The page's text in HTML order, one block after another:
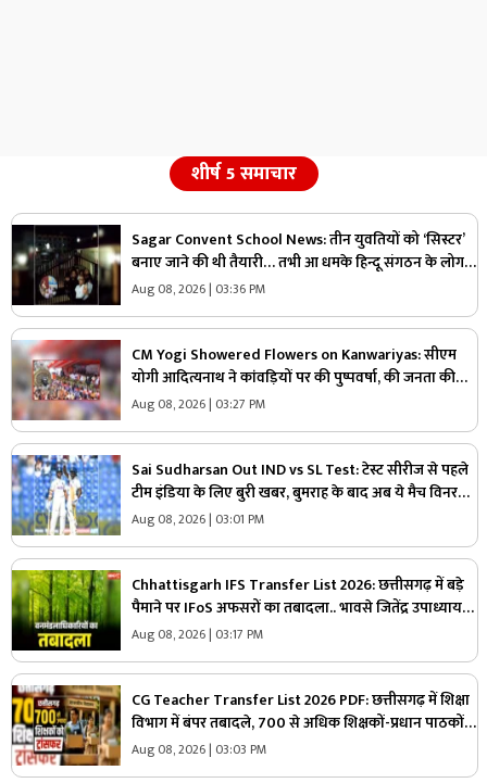
शीर्ष 5 समाचार
Sagar Convent School News: तीन युवतियों को ‘सिस्टर’
बनाए जाने की थी तैयारी… तभी आ धमके हिन्दू संगठन के लोग
और पुलिस, स्कूल में मचा बवाल
Aug 08, 2026 | 03:36 PM
CM Yogi Showered Flowers on Kanwariyas: सीएम
योगी आदित्यनाथ ने कांवड़ियों पर की पुष्पवर्षा, की जनता की
सुख-शांति और समृद्धि की कामना
Aug 08, 2026 | 03:27 PM
Sai Sudharsan Out IND vs SL Test: टेस्ट सीरीज से पहले
टीम इंडिया के लिए बुरी खबर, बुमराह के बाद अब ये मैच विनर
खिलाड़ी हुआ बाहर
Aug 08, 2026 | 03:01 PM
Chhattisgarh IFS Transfer List 2026: छत्तीसगढ़ में बड़े
पैमाने पर IFoS अफसरों का तबादला.. भावसे जितेंद्र उपाध्याय
को कटघोरा वनमंडल का जिम्मा, देखें पूरी लिस्ट
Aug 08, 2026 | 03:17 PM
CG Teacher Transfer List 2026 PDF: छत्तीसगढ़ में शिक्षा
विभाग में बंपर तबादले, 700 से अधिक शिक्षकों-प्रधान पाठकों
का ट्रांसफर लिस्ट जारी, देखिए पूरी सूची
Aug 08, 2026 | 03:03 PM